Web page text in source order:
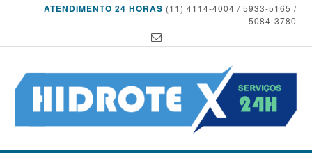
ATENDIMENTO 24 HORAS (11) 4114-4004 / 5933-5165 /
5084-3780